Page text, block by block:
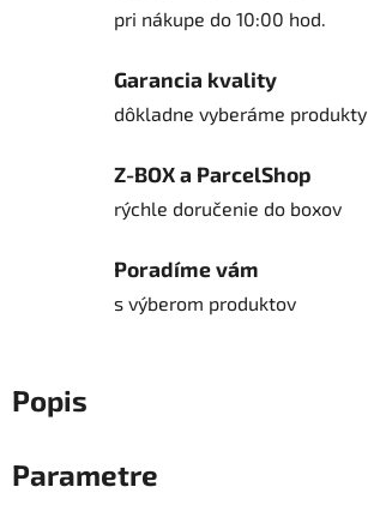
pri nákupe do 10:00 hod.
Garancia kvality
dôkladne vyberáme produkty
Z-BOX a ParcelShop
rýchle doručenie do boxov
Poradíme vám
s výberom produktov
Popis
Parametre